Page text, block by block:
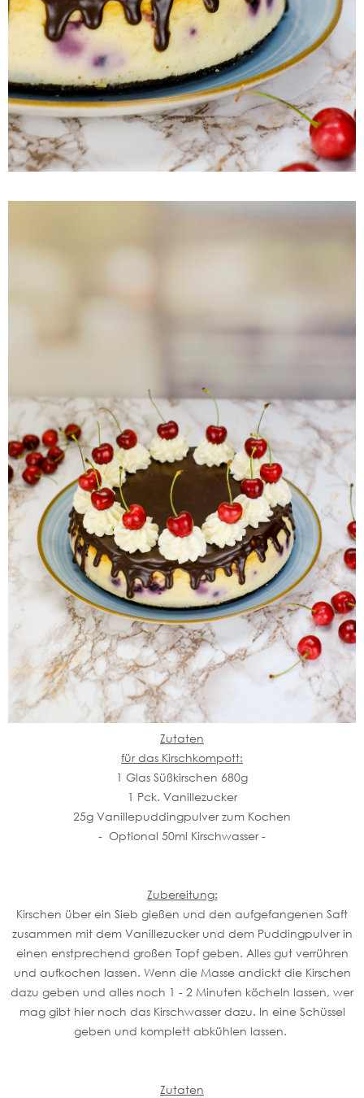
Zutaten
für das Kirschkompott:
1 Glas Süßkirschen 680g
1 Pck. Vanillezucker
25g Vanillepuddingpulver zum Kochen
- Optional 50ml Kirschwasser -
Zubereitung:
Kirschen über ein Sieb gießen und den aufgefangenen Saft
zusammen mit dem Vanillezucker und dem Puddingpulver in
einen enstprechend großen Topf geben. Alles gut verrühren
und aufkochen lassen. Wenn die Masse andickt die Kirschen
dazu geben und alles noch 1 - 2 Minuten köcheln lassen, wer
mag gibt hier noch das Kirschwasser dazu. In eine Schüssel
geben und komplett abkühlen lassen.
Zutaten